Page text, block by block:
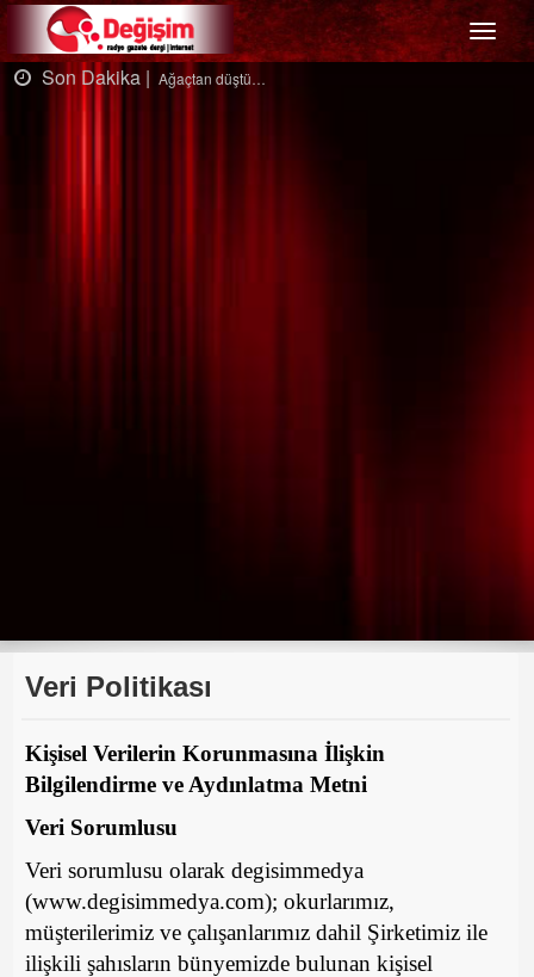
Menü
Son Dakika | Ağaçtan düştü…
Veri Politikası
Kişisel Verilerin Korunmasına İlişkin
Bilgilendirme ve Aydınlatma Metni
Veri Sorumlusu
Veri sorumlusu olarak degisimmedya
(www.degisimmedya.com); okurlarımız,
müşterilerimiz ve çalışanlarımız dahil Şirketimiz ile
ilişkili şahısların bünyemizde bulunan kişisel